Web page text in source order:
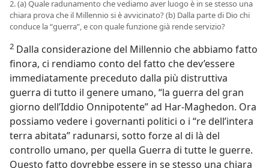
2. (a) Quale radunamento che vediamo aver luogo è in se stesso una
chiara prova che il Millennio si è avvicinato? (b) Dalla parte di Dio chi
conduce la “guerra”, e con quale funzione già rende servizio?
2 Dalla considerazione del Millennio che abbiamo fatto
finora, ci rendiamo conto del fatto che dev’essere
immediatamente preceduto dalla più distruttiva
guerra di tutto il genere umano, “la guerra del gran
giorno dell’Iddio Onnipotente” ad Har-Maghedon. Ora
possiamo vedere i governanti politici o i “re dell’intera
terra abitata” radunarsi, sotto forze al di là del
controllo umano, per quella Guerra di tutte le guerre.
Questo fatto dovrebbe essere in se stesso una chiara